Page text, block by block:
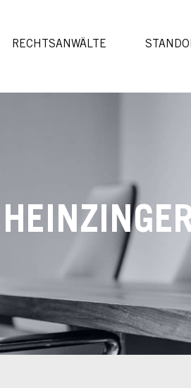
RECHTSANWÄLTE